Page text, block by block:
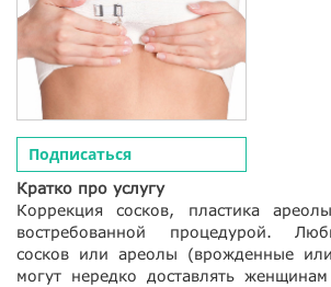
Подписаться
Кратко про услугу
Коррекция сосков, пластика
востребованной процедурой.
сосков или ареолы (врожденные
могут нередко доставлять женщинам